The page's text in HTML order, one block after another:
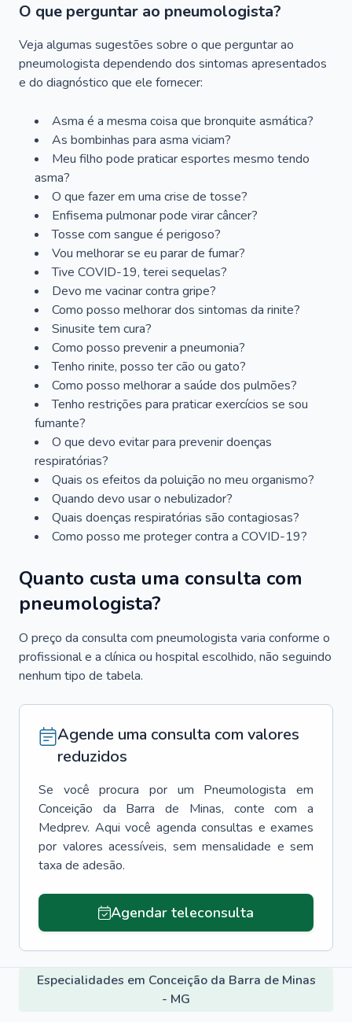
O que perguntar ao pneumologista?
Veja algumas sugestões sobre o que perguntar ao
pneumologista dependendo dos sintomas apresentados
e do diagnóstico que ele fornecer:
Asma é a mesma coisa que bronquite asmática?
As bombinhas para asma viciam?
Meu filho pode praticar esportes mesmo tendo
asma?
O que fazer em uma crise de tosse?
Enfisema pulmonar pode virar câncer?
Tosse com sangue é perigoso?
Vou melhorar se eu parar de fumar?
Tive COVID-19, terei sequelas?
Devo me vacinar contra gripe?
Como posso melhorar dos sintomas da rinite?
Sinusite tem cura?
Como posso prevenir a pneumonia?
Tenho rinite, posso ter cão ou gato?
Como posso melhorar a saúde dos pulmões?
Tenho restrições para praticar exercícios se sou
fumante?
O que devo evitar para prevenir doenças
respiratórias?
Quais os efeitos da poluição no meu organismo?
Quando devo usar o nebulizador?
Quais doenças respiratórias são contagiosas?
Como posso me proteger contra a COVID-19?
Quanto custa uma consulta com
pneumologista?
O preço da consulta com pneumologista varia conforme o
profissional e a clínica ou hospital escolhido, não seguindo
nenhum tipo de tabela.
Agende uma consulta com valores
reduzidos
Se você procura por um Pneumologista
em
Conceição da Barra de Minas, conte com a
Medprev. Aqui você agenda consultas e exames
por valores acessíveis, sem mensalidade e sem
taxa de adesão.
Agendar teleconsulta
Especialidades em Conceição da Barra de Minas
- MG